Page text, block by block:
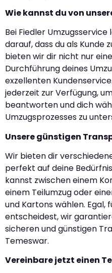
Wie kannst du von
Bei Fiedler
darauf, dass du als Kunde
bieten wir dir nicht nur
Durchführung deines
exzellenten
jederzeit zur Verfügung,
beantworten und dich
Umzugsprozesses zu
Unsere günstigen
Wir bieten dir
perfekt auf deine
kannst zwischen einem
einem Teilumzug oder
und Kartons wählen. Egal,
entscheidest, wir
sicheren und günstigen
Temeswar.
Vereinbare jetzt einen